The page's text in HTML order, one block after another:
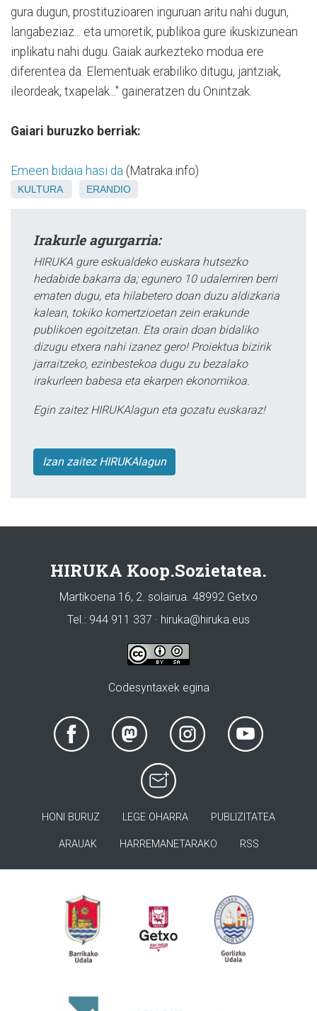
gura dugun, prostituzioaren inguruan aritu nahi dugun,
langabeziaz... eta umoretik, publikoa gure ikuskizunean
inplikatu nahi dugu. Gaiak aurkezteko modua ere
diferentea da. Elementuak erabiliko ditugu, jantziak,
ileordeak, txapelak..." gaineratzen du Onintzak.
Gaiari buruzko berriak:
Emeen bidaia hasi da (Matraka.info)
KULTURA ERANDIO
Irakurle agurgarria:
HIRUKA gure eskualdeko euskara hutsezko
hedabide bakarra da; egunero 10 udalerriren berri
ematen dugu, eta hilabetero doan duzu aldizkaria
kalean, tokiko komertzioetan zein erakunde
publikoen egoitzetan. Eta orain doan bidaliko
dizugu etxera nahi izanez gero! Proiektua bizirik
jarraitzeko, ezinbestekoa dugu zu bezalako
irakurleen babesa eta ekarpen ekonomikoa.
Egin zaitez HIRUKAlagun eta gozatu euskaraz!
Izan zaitez HIRUKAlagun
HIRUKA Koop.Sozietatea.
Martikoena 16, 2. solairua. 48992 Getxo
Tel.: 944 911 337 · hiruka@hiruka.eus
Codesyntaxek egina
HONI BURUZ LEGE OHARRA PUBLIZITATEA
ARAUAK HARREMANETARAKO RSS